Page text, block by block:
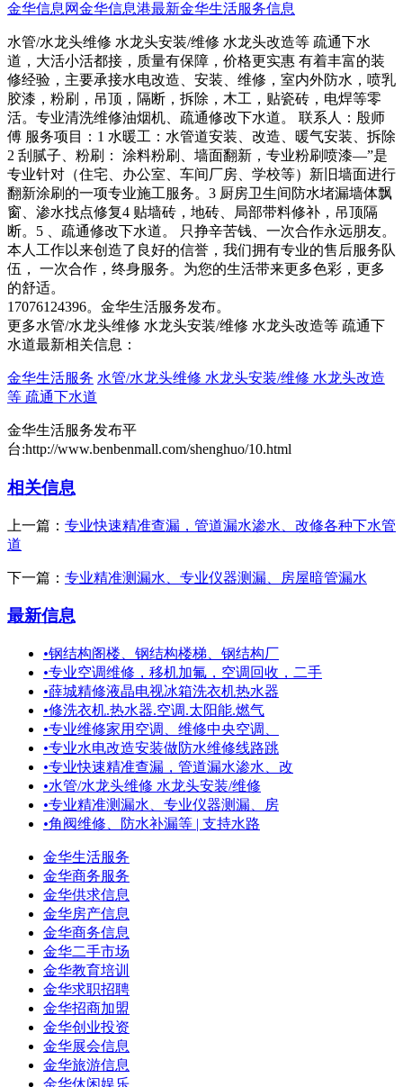
金华信息网金华信息港最新金华生活服务信息
水管/水龙头维修 水龙头安装/维修 水龙头改造等 疏通下水
道，大活小活都接，质量有保障，价格更实惠 有着丰富的装
修经验，主要承接水电改造、安装、维修，室内外防水，喷乳
胶漆，粉刷，吊顶，隔断，拆除，木工，贴瓷砖，电焊等零
活。专业清洗维修油烟机、疏通修改下水道。 联系人：殷师
傅 服务项目：1 水暖工：水管道安装、改造、暖气安装、拆除
2 刮腻子、粉刷： 涂料粉刷、墙面翻新，专业粉刷喷漆—”是
专业针对（住宅、办公室、车间厂房、学校等）新旧墙面进行
翻新涂刷的一项专业施工服务。3 厨房卫生间防水堵漏墙体飘
窗、渗水找点修复4 贴墙砖，地砖、局部带料修补，吊顶隔
断。5 、疏通修改下水道。 只挣辛苦钱、一次合作永远朋友。
本人工作以来创造了良好的信誉，我们拥有专业的售后服务队
伍， 一次合作，终身服务。为您的生活带来更多色彩，更多
的舒适。
17076124396。金华生活服务发布。
更多水管/水龙头维修 水龙头安装/维修 水龙头改造等 疏通下
水道最新相关信息：
金华生活服务 水管/水龙头维修 水龙头安装/维修 水龙头改造
等 疏通下水道
金华生活服务发布平
台:http://www.benbenmall.com/shenghuo/10.html
相关信息
上一篇： 专业快速精准查漏，管道漏水渗水、改修各种下水管
道
下一篇： 专业精准测漏水、专业仪器测漏、房屋暗管漏水
最新信息
•钢结构阁楼、钢结构楼梯、钢结构厂
•专业空调维修，移机加氟，空调回收，二手
•薛城精修液晶电视冰箱洗衣机热水器
•修洗衣机.热水器.空调.太阳能.燃气
•专业维修家用空调、维修中央空调、
•专业水电改造安装做防水维修线路跳
•专业快速精准查漏，管道漏水渗水、改
•水管/水龙头维修 水龙头安装/维修
•专业精准测漏水、专业仪器测漏、房
•角阀维修、防水补漏等 | 支持水路
金华生活服务
金华商务服务
金华供求信息
金华房产信息
金华商务信息
金华二手市场
金华教育培训
金华求职招聘
金华招商加盟
金华创业投资
金华展会信息
金华旅游信息
金华休闲娱乐